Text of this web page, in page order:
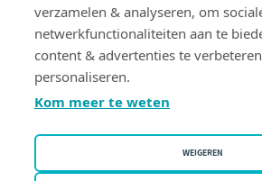
VIND EEN NOTARIS
Gebruiksvoorwaarden
verzamelen & analyseren, om
netwerkfunctionaliteiten aan te
content & advertenties te
personaliseren.
Kom meer te weten
WEIGEREN